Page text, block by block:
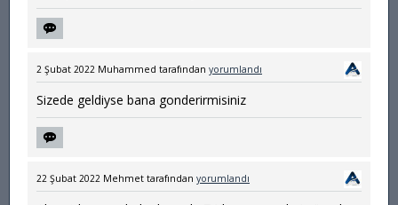
2 Şubat 2022 Muhammed tarafından yorumlandı
Sizede geldiyse bana gonderirmisiniz
22 Şubat 2022 Mehmet tarafından yorumlandı